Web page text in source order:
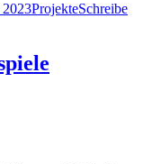
2023ProjekteSchreibe